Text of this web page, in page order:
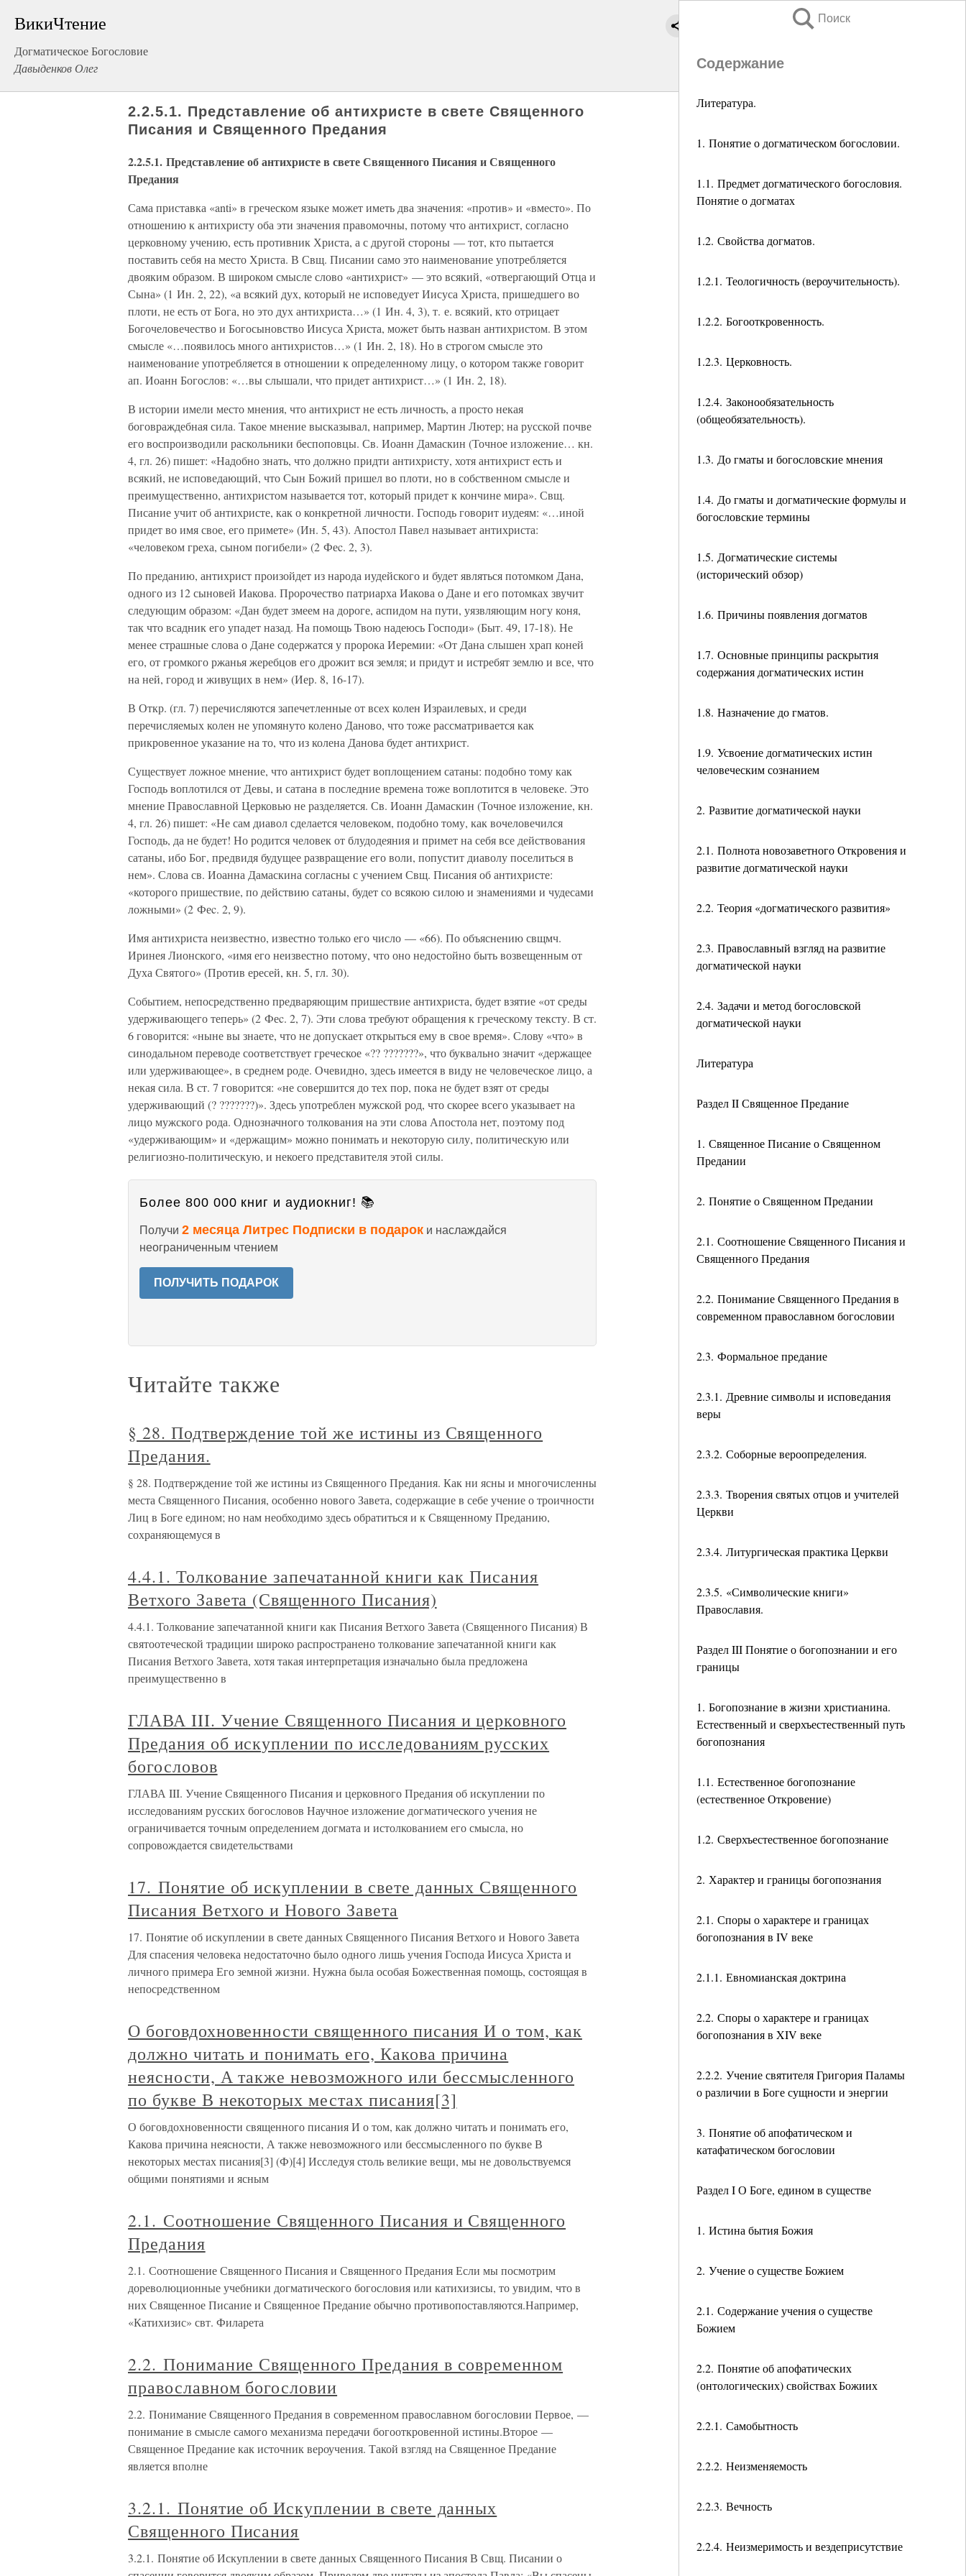
ВикиЧтение
Догматическое Богословие
Давыденков Олег
Поиск
Содержание
Литература.
1. Понятие о догматическом богословии.
1.1. Предмет догматического богословия.
Понятие о догматах
1.2. Свойства догматов.
1.2.1. Теологичность (вероучительность).
1.2.2. Богооткровенность.
1.2.3. Церковность.
1.2.4. Законообязательность
(общеобязательность).
1.3. До гматы и богословские мнения
1.4. До гматы и догматические формулы и
богословские термины
1.5. Догматические системы
(исторический обзор)
1.6. Причины появления догматов
1.7. Основные принципы раскрытия
содержания догматических истин
1.8. Назначение до гматов.
1.9. Усвоение догматических истин
человеческим сознанием
2. Развитие догматической науки
2.1. Полнота новозаветного Откровения и
развитие догматической науки
2.2. Теория «догматического развития»
2.3. Православный взгляд на развитие
догматической науки
2.4. Задачи и метод богословской
догматической науки
Литература
Раздел II Священное Предание
1. Священное Писание о Священном
Предании
2. Понятие о Священном Предании
2.1. Соотношение Священного Писания и
Священного Предания
2.2. Понимание Священного Предания в
современном православном богословии
2.3. Формальное предание
2.3.1. Древние символы и исповедания
веры
2.3.2. Соборные вероопределения.
2.3.3. Творения святых отцов и учителей
Церкви
2.3.4. Литургическая практика Церкви
2.3.5. «Символические книги»
Православия.
Раздел III Понятие о богопознании и его
границы
1. Богопознание в жизни христианина.
Естественный и сверхъестественный путь
богопознания
1.1. Естественное богопознание
(естественное Откровение)
1.2. Сверхъестественное богопознание
2. Характер и границы богопознания
2.1. Споры о характере и границах
богопознания в IV веке
2.1.1. Евномианская доктрина
2.2. Споры о характере и границах
богопознания в XIV веке
2.2.2. Учение святителя Григория Паламы
о различии в Боге сущности и энергии
3. Понятие об апофатическом и
катафатическом богословии
Раздел I О Боге, едином в существе
1. Истина бытия Божия
2. Учение о существе Божием
2.1. Содержание учения о существе
Божием
2.2. Понятие об апофатических
(онтологических) свойствах Божиих
2.2.1. Самобытность
2.2.2. Неизменяемость
2.2.3. Вечность
2.2.4. Неизмеримость и вездеприсутствие
2.2.5.1. Представление об антихристе в свете Священного
Писания и Священного Предания
2.2.5.1. Представление об антихристе в свете Священного Писания и Священного
Предания
Сама приставка «anti» в греческом языке может иметь два значения: «против» и «вместо». По
отношению к антихристу оба эти значения правомочны, потому что антихрист, согласно
церковному учению, есть противник Христа, а с другой стороны — тот, кто пытается
поставить себя на место Христа. В Свщ. Писании само это наименование употребляется
двояким образом. В широком смысле слово «антихрист» — это всякий, «отвергающий Отца и
Сына» (1 Ин. 2, 22), «а всякий дух, который не исповедует Иисуса Христа, пришедшего во
плоти, не есть от Бога, но это дух антихриста…» (1 Ин. 4, 3), т. е. всякий, кто отрицает
Богочеловечество и Богосыновство Иисуса Христа, может быть назван антихристом. В этом
смысле «…появилось много антихристов…» (1 Ин. 2, 18). Но в строгом смысле это
наименование употребляется в отношении к определенному лицу, о котором также говорит
ап. Иоанн Богослов: «…вы слышали, что придет антихрист…» (1 Ин. 2, 18).
В истории имели место мнения, что антихрист не есть личность, а просто некая
боговраждебная сила. Такое мнение высказывал, например, Мартин Лютер; на русской почве
его воспроизводили раскольники беспоповцы. Св. Иоанн Дамаскин (Точное изложение… кн.
4, гл. 26) пишет: «Надобно знать, что должно придти антихристу, хотя антихрист есть и
всякий, не исповедающий, что Сын Божий пришел во плоти, но в собственном смысле и
преимущественно, антихристом называется тот, который придет к кончине мира». Свщ.
Писание учит об антихристе, как о конкретной личности. Господь говорит иудеям: «…иной
придет во имя свое, его примете» (Ин. 5, 43). Апостол Павел называет антихриста:
«человеком греха, сыном погибели» (2 Феc. 2, 3).
По преданию, антихрист произойдет из народа иудейского и будет являться потомком Дана,
одного из 12 сыновей Иакова. Пророчество патриарха Иакова о Дане и его потомках звучит
следующим образом: «Дан будет змеем на дороге, аспидом на пути, уязвляющим ногу коня,
так что всадник его упадет назад. На помощь Твою надеюсь Господи» (Быт. 49, 17-18). Не
менее страшные слова о Дане содержатся у пророка Иеремии: «От Дана слышен храп коней
его, от громкого ржанья жеребцов его дрожит вся земля; и придут и истребят землю и все, что
на ней, город и живущих в нем» (Иер. 8, 16-17).
В Откр. (гл. 7) перечисляются запечетленные от всех колен Израилевых, и среди
перечисляемых колен не упомянуто колено Даново, что тоже рассматривается как
прикровенное указание на то, что из колена Данова будет антихрист.
Существует ложное мнение, что антихрист будет воплощением сатаны: подобно тому как
Господь воплотился от Девы, и сатана в последние времена тоже воплотится в человеке. Это
мнение Православной Церковью не разделяется. Св. Иоанн Дамаскин (Точное изложение, кн.
4, гл. 26) пишет: «Не сам диавол сделается человеком, подобно тому, как вочеловечился
Господь, да не будет! Но родится человек от блудодеяния и примет на себя все действования
сатаны, ибо Бог, предвидя будущее развращение его воли, попустит диаволу поселиться в
нем». Слова св. Иоанна Дамаскина согласны с учением Свщ. Писания об антихристе:
«которого пришествие, по действию сатаны, будет со всякою силою и знамениями и чудесами
ложными» (2 Феc. 2, 9).
Имя антихриста неизвестно, известно только его число — «66). По объяснению свщмч.
Иринея Лионского, «имя его неизвестно потому, что оно недостойно быть возвещенным от
Духа Святого» (Против ересей, кн. 5, гл. 30).
Событием, непосредственно предваряющим пришествие антихриста, будет взятие «от среды
удерживающего теперь» (2 Феc. 2, 7). Эти слова требуют обращения к греческому тексту. В ст.
6 говорится: «ныне вы знаете, что не допускает открыться ему в свое время». Слову «что» в
синодальном переводе соответствует греческое «?? ???????», что буквально значит «держащее
или удерживающее», в среднем роде. Очевидно, здесь имеется в виду не человеческое лицо, а
некая сила. В ст. 7 говорится: «не совершится до тех пор, пока не будет взят от среды
удерживающий (? ???????)». Здесь употреблен мужской род, что скорее всего указывает на
лицо мужского рода. Однозначного толкования на эти слова Апостола нет, поэтому под
«удерживающим» и «держащим» можно понимать и некоторую силу, политическую или
религиозно-политическую, и некоего представителя этой силы.
Более 800 000 книг и аудиокниг! 📚
Получи 2 месяца Литрес Подписки в подарок и наслаждайся
неограниченным чтением
ПОЛУЧИТЬ ПОДАРОК
Читайте также
§ 28. Подтверждение той же истины из Священного
Предания.
§ 28. Подтверждение той же истины из Священного Предания. Как ни ясны и многочисленны
места Священного Писания, особенно нового Завета, содержащие в себе учение о троичности
Лиц в Боге едином; но нам необходимо здесь обратиться и к Священному Преданию,
сохраняющемуся в
4.4.1. Толкование запечатанной книги как Писания
Ветхого Завета (Священного Писания)
4.4.1. Толкование запечатанной книги как Писания Ветхого Завета (Священного Писания) В
святоотеческой традиции широко распространено толкование запечатанной книги как
Писания Ветхого Завета, хотя такая интерпретация изначально была предложена
преимущественно в
ГЛАВА III. Учение Священного Писания и церковного
Предания об искуплении по исследованиям русских
богословов
ГЛАВА III. Учение Священного Писания и церковного Предания об искуплении по
исследованиям русских богословов Научное изложение догматического учения не
ограничивается точным определением догмата и истолкованием его смысла, но
сопровождается свидетельствами
17. Понятие об искуплении в свете данных Священного
Писания Ветхого и Нового Завета
17. Понятие об искуплении в свете данных Священного Писания Ветхого и Нового Завета
Для спасения человека недостаточно было одного лишь учения Господа Иисуса Христа и
личного примера Его земной жизни. Нужна была особая Божественная помощь, состоящая в
непосредственном
О боговдохновенности священного писания И о том, как
должно читать и понимать его, Какова причина
неясности, А также невозможного или бессмысленного
по букве В некоторых местах писания[3]
О боговдохновенности священного писания И о том, как должно читать и понимать его,
Какова причина неясности, А также невозможного или бессмысленного по букве В
некоторых местах писания[3] (Ф)[4] Исследуя столь великие вещи, мы не довольствуемся
общими понятиями и ясным
2.1. Соотношение Священного Писания и Священного
Предания
2.1. Соотношение Священного Писания и Священного Предания Если мы посмотрим
дореволюционные учебники догматического богословия или катихизисы, то увидим, что в
них Священное Писание и Священное Предание обычно противопоставляются.Например,
«Катихизис» свт. Филарета
2.2. Понимание Священного Предания в современном
православном богословии
2.2. Понимание Священного Предания в современном православном богословии Первое, —
понимание в смысле самого механизма передачи богооткровенной истины.Второе —
Священное Предание как источник вероучения. Такой взгляд на Священное Предание
является вполне
3.2.1. Понятие об Искуплении в свете данных
Священного Писания
3.2.1. Понятие об Искуплении в свете данных Священного Писания В Свщ. Писании о